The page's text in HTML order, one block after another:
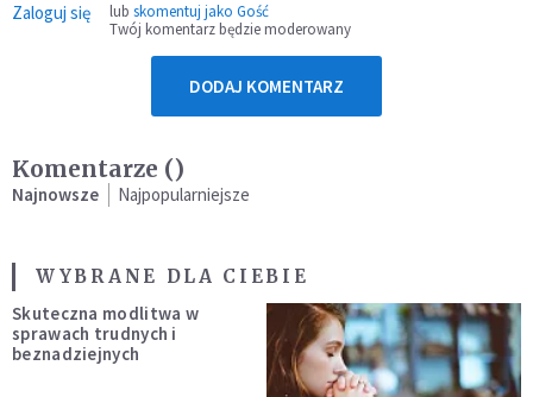
Zaloguj się lub skomentuj jako Gość
Twój komentarz będzie moderowany
DODAJ KOMENTARZ
Komentarze ()
Najnowsze Najpopularniejsze
WYBRANE DLA CIEBIE
Skuteczna modlitwa w
sprawach trudnych i
beznadziejnych